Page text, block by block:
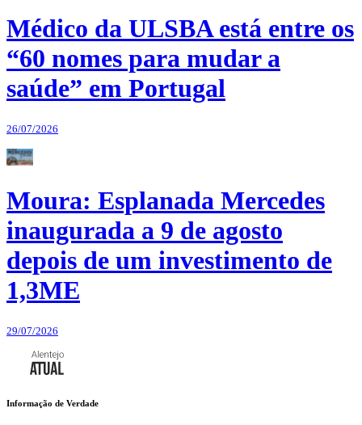
Médico da ULSBA está entre os
“60 nomes para mudar a
saúde” em Portugal
26/07/2026
Moura: Esplanada Mercedes
inaugurada a 9 de agosto
depois de um investimento de
1,3ME
29/07/2026
Informação de Verdade